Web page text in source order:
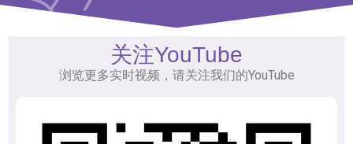
关注YouTube
浏览更多实时视频，请关注我们的YouTube